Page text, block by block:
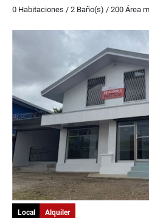
0 Habitaciones / 2 Baño(s) / 200 Área m
Local Alquiler